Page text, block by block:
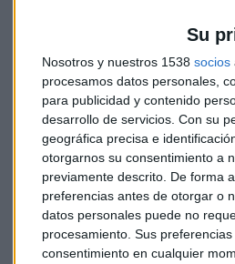
Su
Nosotros y nuestros 1538 socios
procesamos datos personales,
para publicidad y contenido
desarrollo de servicios. Con su
geográfica precisa e
otorgarnos su consentimiento a
previamente descrito. De forma
preferencias antes de otorgar o
datos personales puede no
procesamiento. Sus
consentimiento en cualquier